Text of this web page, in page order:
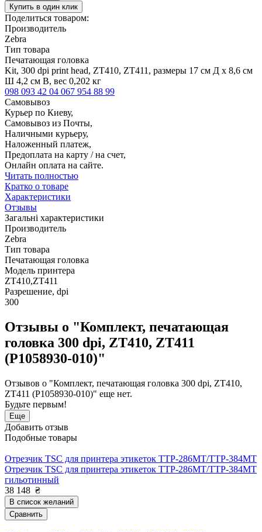
Купить в один клик
Поделиться товаром:
Производитель
Zebra
Тип товара
Печатающая головка
Kit, 300 dpi print head, ZT410, ZT411, размеры 17 см Д х 8,6 см
Ш 4,2 см В, вес 0,202 кг
098 093 42 04 067 954 88 99
Самовывоз
Курьер по Киеву,
Самовывоз из Почты,
Наличными курьеру,
Наложенный платеж,
Предоплата на карту / на счет,
Онлайн оплата на сайте.
Читать полностью
Кратко о товаре
Характеристики
Отзывы
Загальні характеристики
Производитель
Zebra
Тип товара
Печатающая головка
Модель принтера
ZT410,ZT411
Разрешение, dpi
300
Отзывы о "Комплект, печатающая
головка 300 dpi, ZT410, ZT411
(P1058930-010)"
Отзывов о "Комплект, печатающая головка 300 dpi, ZT410,
ZT411 (P1058930-010)" еще нет.
Будьте первым!
Еще
Добавить отзыв
Подобные товары
Отрезчик TSC для принтера этикеток TTP-286MT/TTP-384MT
Отрезчик TSC для принтера этикеток TTP-286MT/TTP-384MT
гильотинный
38 148 ₴
В список желаний
Сравнить